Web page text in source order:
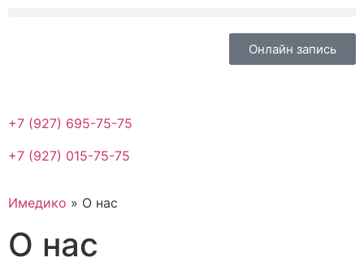
Онлайн запись
+7 (927) 695-75-75
+7 (927) 015-75-75
Имедико » О нас
О нас